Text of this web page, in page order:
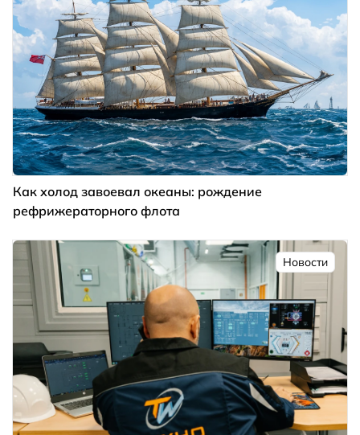
Как холод завоевал океаны: рождение
рефрижераторного флота
Новости